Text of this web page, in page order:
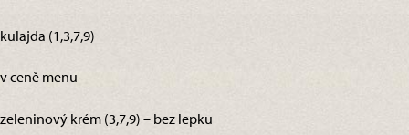
kulajda (1,3,7,9)
v ceně menu
zeleninový krém (3,7,9) – bez lepku